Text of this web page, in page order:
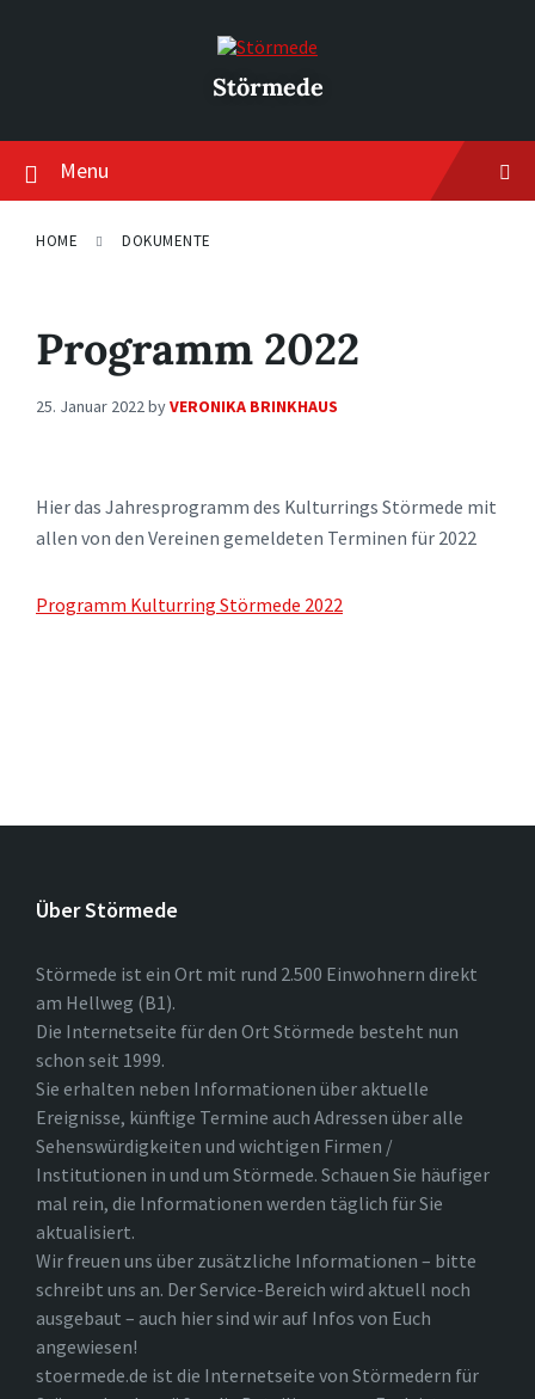
Störmede
Menu
HOME DOKUMENTE
Programm 2022
25. Januar 2022byVERONIKA BRINKHAUS
Hier das Jahresprogramm des Kulturrings Störmede mit
allen von den Vereinen gemeldeten Terminen für 2022
Programm Kulturring Störmede 2022
Über Störmede
Störmede ist ein Ort mit rund 2.500 Einwohnern direkt
am Hellweg (B1).
Die Internetseite für den Ort Störmede besteht nun
schon seit 1999.
Sie erhalten neben Informationen über aktuelle
Ereignisse, künftige Termine auch Adressen über alle
Sehenswürdigkeiten und wichtigen Firmen /
Institutionen in und um Störmede. Schauen Sie häufiger
mal rein, die Informationen werden täglich für Sie
aktualisiert.
Wir freuen uns über zusätzliche Informationen – bitte
schreibt uns an. Der Service-Bereich wird aktuell noch
ausgebaut – auch hier sind wir auf Infos von Euch
angewiesen!
stoermede.de ist die Internetseite von Störmedern für